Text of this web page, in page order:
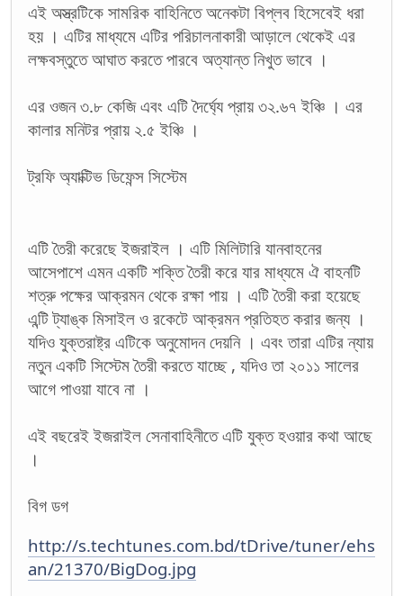
এই অস্ত্রটিকে সামরিক বাহিনিতে অনেকটা বিপ্লব হিসেবেই ধরা
হয় । এটির মাধ্যমে এটির পরিচালনাকারী আড়ালে থেকেই এর
লক্ষবস্তুতে আঘাত করতে পারবে অত্যান্ত নিখুত ভাবে ।
এর ওজন ৩.৮ কেজি এবং এটি দৈর্ঘ্যে প্রায় ৩২.৬৭ ইঞ্চি । এর
কালার মনিটর প্রায় ২.৫ ইঞ্চি ।
ট্রফি অ্যাক্টিভ ডিফেন্স সিস্টেম
এটি তৈরী করেছে ইজরাইল । এটি মিলিটারি যানবাহনের
আসেপাশে এমন একটি শক্তি তৈরী করে যার মাধ্যমে ঐ বাহনটি
শত্রু পক্ষের আক্রমন থেকে রক্ষা পায় । এটি তৈরী করা হয়েছে
এন্টি ট্যাঙ্ক মিসাইল ও রকেটে আক্রমন প্রতিহত করার জন্য ।
যদিও যুক্তরাষ্ট্র এটিকে অনুমোদন দেয়নি । এবং তারা এটির ন্যায়
নতুন একটি সিস্টেম তৈরী করতে যাচ্ছে , যদিও তা ২০১১ সালের
আগে পাওয়া যাবে না ।
এই বছরেই ইজরাইল সেনাবাহিনীতে এটি যুক্ত হওয়ার কথা আছে
।
বিগ ডগ
http://s.techtunes.com.bd/tDrive/tuner/ehs
an/21370/BigDog.jpg